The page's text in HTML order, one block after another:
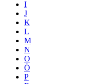
I
J
K
L
M
N
O
Ö
P